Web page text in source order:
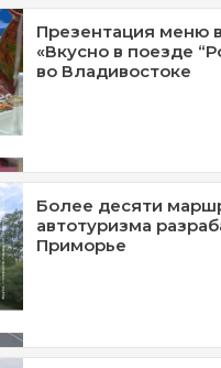
Презентация меню
«Вкусно в поезде
во Владивостоке
Более десяти
автотуризма
Приморье